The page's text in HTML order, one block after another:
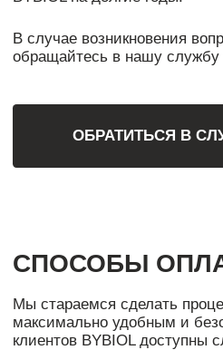
СБП (Система быстрых платежей)
Долями — сервис для оплаты
Информация зашифрована и хранится
исключительно на стороне платёжной